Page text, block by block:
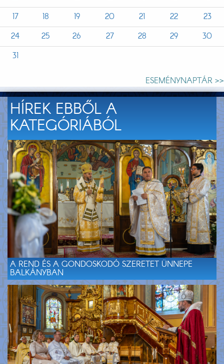
17
18 19 20 21 22
23
24
25 26 27 28 29
30
31
ESEMÉNYNAPTÁR >>
HÍREK EBBŐL A
KATEGÓRIÁBÓL
A REND ÉS A GONDOSKODÓ SZERETET ÜNNEPE
BALKÁNYBAN